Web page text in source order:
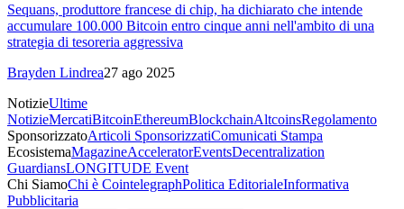
Sequans, produttore francese di chip, ha dichiarato che intende
accumulare 100.000 Bitcoin entro cinque anni nell'ambito di una
strategia di tesoreria aggressiva
Brayden Lindrea27 ago 2025
NotizieUltime
NotizieMercatiBitcoinEthereumBlockchainAltcoinsRegolamento
SponsorizzatoArticoli SponsorizzatiComunicati Stampa
EcosistemaMagazineAcceleratorEventsDecentralization
GuardiansLONGITUDE Event
Chi SiamoChi è CointelegraphPolitica EditorialeInformativa
Pubblicitaria